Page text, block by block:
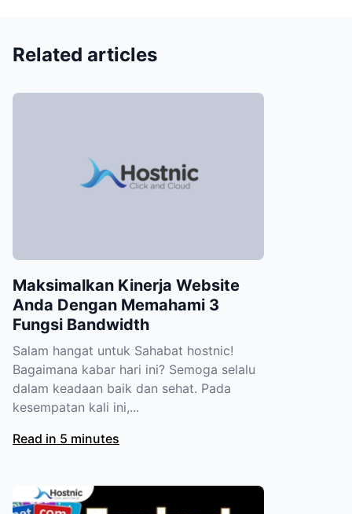
Related articles
Maksimalkan Kinerja Website
Anda Dengan Memahami 3
Fungsi Bandwidth
Salam hangat untuk Sahabat hostnic!
Bagaimana kabar hari ini? Semoga selalu
dalam keadaan baik dan sehat. Pada
kesempatan kali ini,...
Read in 5 minutes